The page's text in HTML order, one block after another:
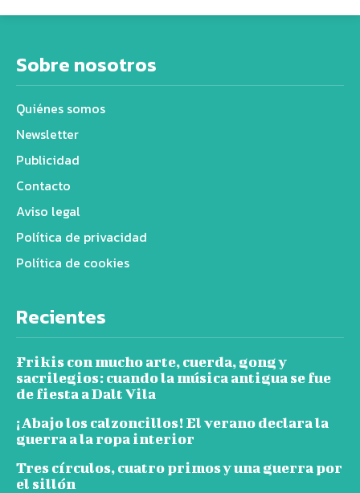
Sobre nosotros
Quiénes somos
Newsletter
Publicidad
Contacto
Aviso legal
Política de privacidad
Política de cookies
Recientes
Frikis con mucho arte, cuerda, gong y
sacrilegios: cuando la música antigua se fue
de fiesta a Dalt Vila
¡Abajo los calzoncillos! El verano declara la
guerra a la ropa interior
Tres círculos, cuatro primos y una guerra por
el sillón